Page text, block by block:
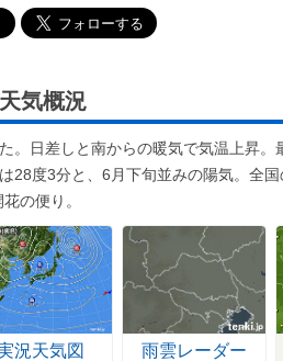
気概況
。日差しと南からの暖気で気温上昇
28度3分と、6月下旬並みの陽気。全
の便り。
況天気図 雨雲レーダー